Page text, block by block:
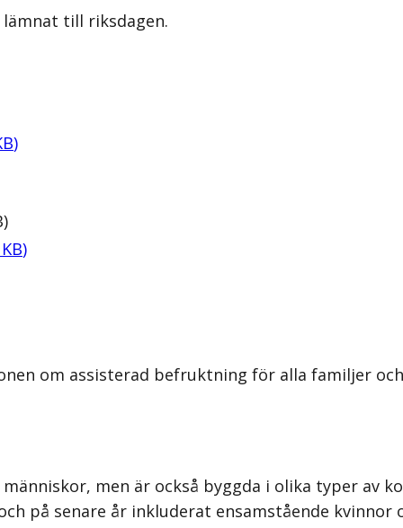
till riksdagen.
)
)
KB)
om assisterad befruktning för alla familjer
men är också byggda i olika typer av
på senare år inkluderat ensamstående